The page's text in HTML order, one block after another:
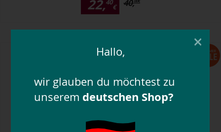
22,40
€ 40,
×
Hallo,
wir glauben du möchtest zu
unserem deutschen Shop?